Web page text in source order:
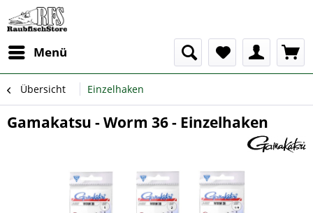
Menü
Übersicht Einzelhaken
Gamakatsu - Worm 36 - Einzelhaken